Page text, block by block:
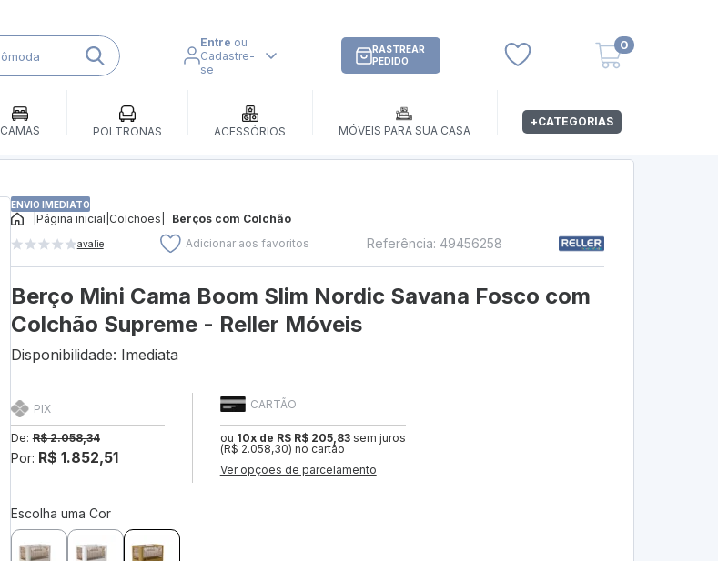
Entre ou
Cadastre-
se
RASTREAR
PEDIDO
0
CAMAS POLTRONAS ACESSÓRIOS MÓVEIS PARA SUA CASA
+CATEGORIAS
ENVIO IMEDIATO
Página inicial Colchões Berços com Colchão
avalie Adicionar aos favoritos Referência: 49456258
Berço Mini Cama Boom Slim Nordic Savana Fosco com
Colchão Supreme - Reller Móveis
Disponibilidade: Imediata
CARTÃO
ou 10x de R$ R$ 205,83sem juros
(R$ 2.058,30) no cartão
Ver opções de parcelamento
PIX
De: R$ 2.058,34
Por: R$ 1.852,51
Escolha uma Cor